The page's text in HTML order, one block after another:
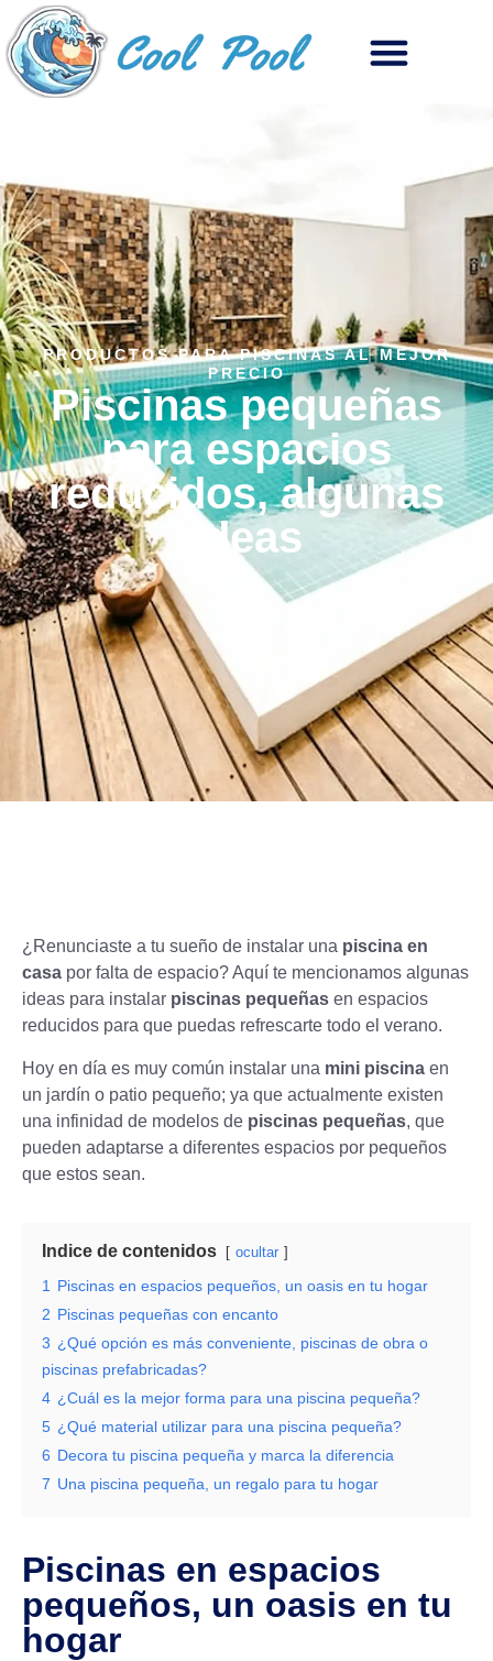
PRODUCTOS PARA PISCINAS AL MEJOR
PRECIO
Piscinas pequeñas
para espacios
reducidos, algunas
ideas
¿Renunciaste a tu sueño de instalar una piscina en
casa por falta de espacio? Aquí te mencionamos algunas
ideas para instalar piscinas pequeñas en espacios
reducidos para que puedas refrescarte todo el verano.
Hoy en día es muy común instalar una mini piscina en
un jardín o patio pequeño; ya que actualmente existen
una infinidad de modelos de piscinas pequeñas, que
pueden adaptarse a diferentes espacios por pequeños
que estos sean.
Indice de contenidos ocultar
1
Piscinas en espacios pequeños, un oasis en tu hogar
2 Piscinas pequeñas con encanto
3 ¿Qué opción es más conveniente, piscinas de obra o
piscinas prefabricadas?
4 ¿Cuál es la mejor forma para una piscina pequeña?
5 ¿Qué material utilizar para una piscina pequeña?
6 Decora tu piscina pequeña y marca la diferencia
7 Una piscina pequeña, un regalo para tu hogar
Piscinas en espacios
pequeños, un oasis en tu
hogar